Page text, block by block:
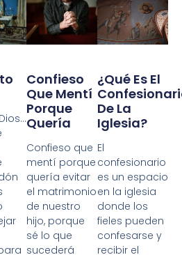
Confieso
Que Mentí
Porque
Quería
Confieso que
mentí porque
quería evitar
el matrimonio
de nuestro
hijo, porque
sé lo que
sucederá
¿Qué Es El
De La
Iglesia?
El
confesionario
es un espacio
en la iglesia
donde los
fieles pueden
confesarse y
recibir el